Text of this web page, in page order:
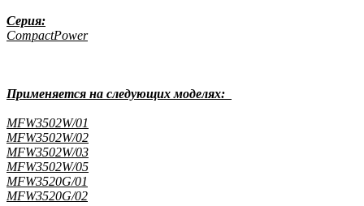
Серия:
CompactPower
Применяется на следующих моделях:
MFW3502W/01
MFW3502W/02
MFW3502W/03
MFW3502W/05
MFW3520G/01
MFW3520G/02